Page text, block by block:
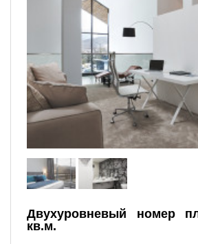
Двухуровневый номер
кв.м.